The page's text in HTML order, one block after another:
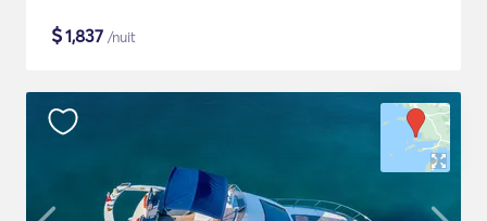
$1,837 /nuit